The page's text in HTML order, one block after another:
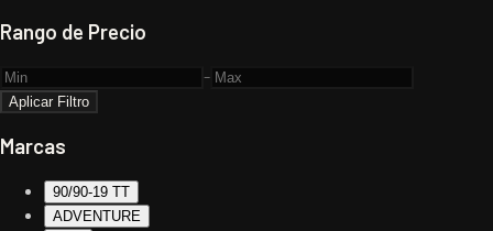
Rango de Precio
-
Aplicar Filtro
Marcas
90/90-19 TT
ADVENTURE